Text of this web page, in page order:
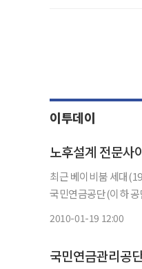
이투데이
노후설계 전문사
최근 베이비붐 세대
국민연금공단(이하 공단)
2010-01-19 12:00
국민연금관리공